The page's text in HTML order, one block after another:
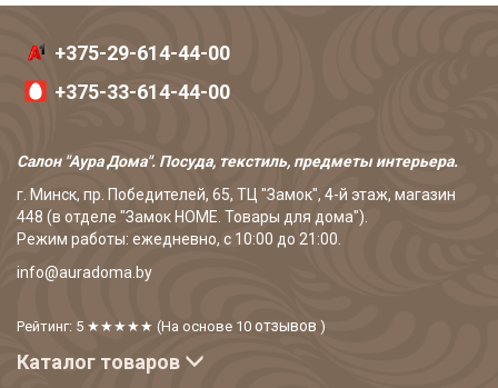
+375-29-614-44-00
+375-33-614-44-00
Салон "Аура Дома". Посуда, текстиль, предметы интерьера.
г. Минск, пр. Победителей, 65, ТЦ "Замок", 4-й этаж, магазин
448 (в отделе "Замок HOME. Товары для дома").
Режим работы: ежедневно, с 10:00 до 21:00.
info@auradoma.by
Рейтинг: 5 ★★★★★ (На основе 10 отзывов )
Каталог товаров